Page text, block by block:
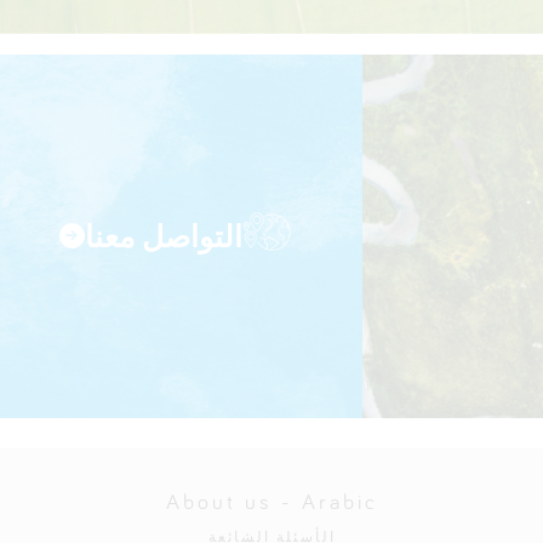
التواصل معنا
About us - Arabic
الأسئلة الشائعة